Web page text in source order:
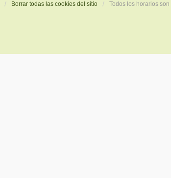
Borrar todas las cookies del sitio Todos los horarios son